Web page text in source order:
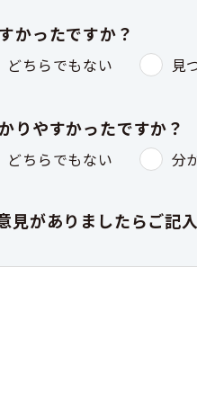
かったですか？
どちらでもない 見
りやすかったですか？
どちらでもない 分
見がありましたらご記